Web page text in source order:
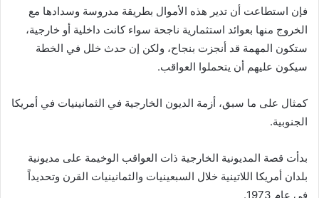
فإن استطاعت أن تدير هذه الأموال بطريقة مدروسة وسدادها مع
الخروج منها بعوائد استثمارية ناجحة سواء كانت داخلية أو خارجية،
ستكون المهمة قد أنجزت بنجاح، ولكن إن حدث خلل في الخطة
سيكون عليهم أن يتحملوا العواقب.
كمثال على ما سبق، أزمة الديون الخارجية في الثمانينيات في أمريكا
الجنوبية.
بدأت قصة المديونية الخارجية ذات العواقب الوخيمة على مديونية
بلدان أمريكا اللاتينية خلال السبعينيات والثمانينيات القرن وتحديداً
في عام 1973.